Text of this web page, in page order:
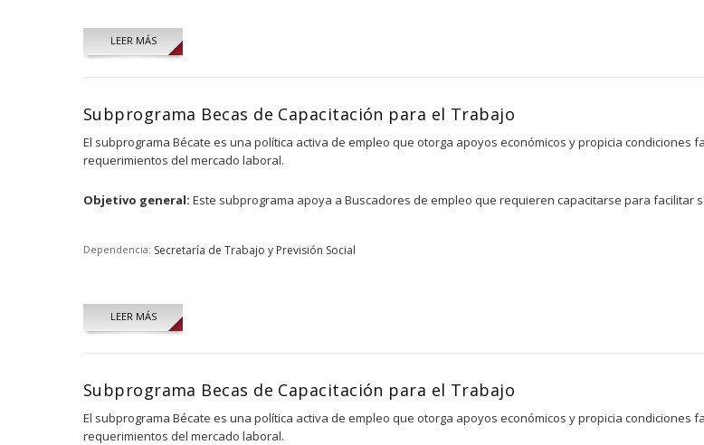
LEER MÁS
Subprograma Becas de Capacitación para el Trabajo
El subprograma Bécate es una política activa de empleo que otorga apoyos económicos y propicia
requerimientos del mercado laboral.
Objetivo general: Este subprograma apoya a Buscadores de empleo que requieren capacitarse para
Dependencia: Secretaría de Trabajo y Previsión Social
LEER MÁS
Subprograma Becas de Capacitación para el Trabajo
El subprograma Bécate es una política activa de empleo que otorga apoyos económicos y propicia
requerimientos del mercado laboral.